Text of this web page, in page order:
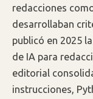
redacciones
desarrollaban
publicó en 2025
de IA para
editorial
instrucciones,